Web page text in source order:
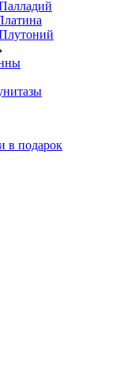
в подарок